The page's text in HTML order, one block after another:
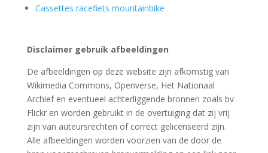
Cassettes racefiets mountainbike
Disclaimer gebruik afbeeldingen
De afbeeldingen op deze website zijn afkomstig van
Wikimedia Commons, Openverse, Het Nationaal
Archief en eventueel achterliggende bronnen zoals bv
Flickr en worden gebruikt in de overtuiging dat zij vrij
zijn van auteursrechten of correct gelicenseerd zijn.
Alle afbeeldingen worden voorzien van de door de